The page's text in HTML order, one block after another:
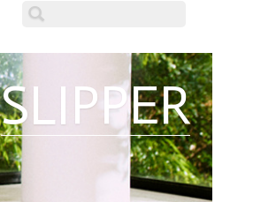
SLIPPER